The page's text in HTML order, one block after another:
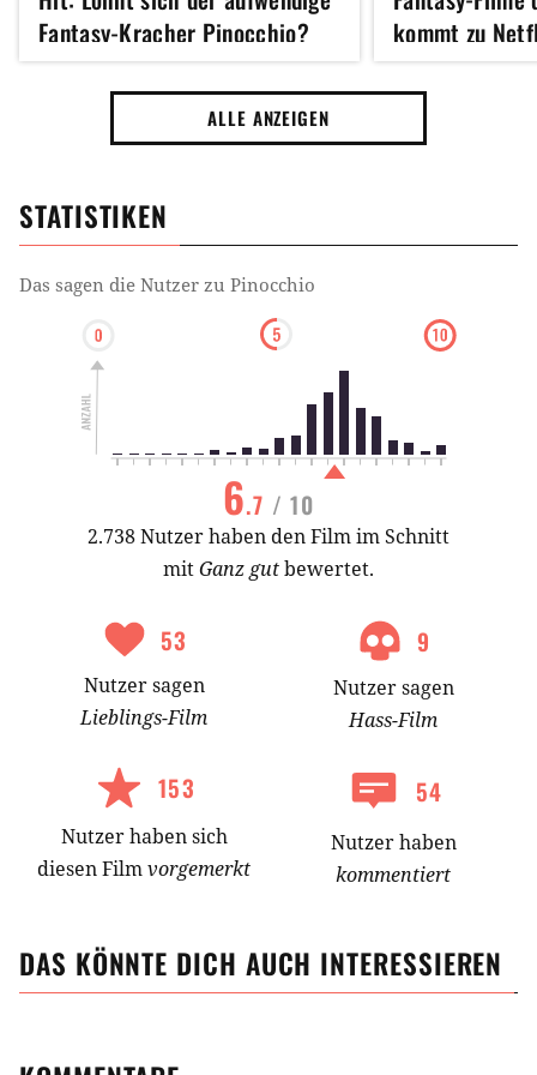
Fantasy-Kracher Pinocchio?
kommt zu
Trailer zum
Pinocchio
ALLE ANZEIGEN
STATISTIKEN
Das sagen die Nutzer zu Pinocchio
6.7 / 10
2.738 Nutzer haben den Film im Schnitt
mitGanz gutbewertet.
53
Nutzersagen
Lieblings-Film
9
Nutzersagen
Hass-Film
153
Nutzerhabensich
diesen Filmvorgemerkt
54
Nutzer haben
kommentiert
DAS KÖNNTE DICH AUCH INTERESSIEREN